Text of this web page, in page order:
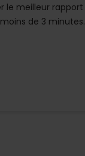
le meilleur rapport
de 3 minutes.